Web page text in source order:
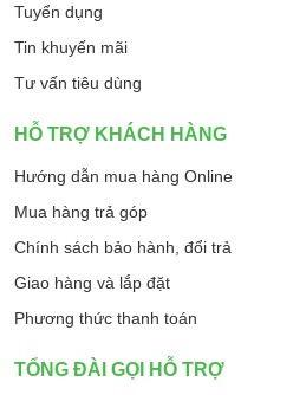
Tuyển dụng
Tin khuyến mãi
Tư vấn tiêu dùng
HỖ TRỢ KHÁCH HÀNG
Hướng dẫn mua hàng Online
Mua hàng trả góp
Chính sách bảo hành, đổi trả
Giao hàng và lắp đặt
Phương thức thanh toán
TỔNG ĐÀI GỌI HỖ TRỢ